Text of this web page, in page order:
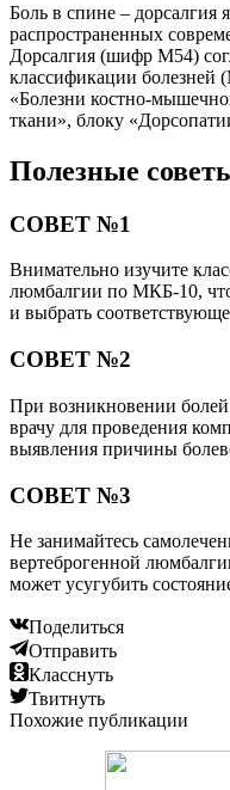
Боль в спине – дорсалгия
распространенных
Дорсалгия (шифр М54)
классификации болезней
«Болезни костно-
ткани», блоку
Полезные
СОВЕТ №1
Внимательно изучите
люмбалгии по МКБ-10,
и выбрать
СОВЕТ №2
При возникновении болей
врачу для проведения
выявления причины
СОВЕТ №3
Не занимайтесь
вертеброгенной
может усугубить
Поделиться
Отправить
Класснуть
Твитнуть
Похожие публикации